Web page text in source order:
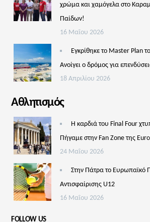
χρώμα και χαμόγελα στο
Παίδων!
16 Μαΐου 2026
Εγκρίθηκε το Master Plan
Aνοίγει ο δρόμος για
18 Απριλίου 2026
Αθλητισμός
Η καρδιά του Final Four
Πήγαμε στην Fan Zone της
24 Μαΐου 2026
Στην Πάτρα το Ευρωπαϊκό
Αντισφαίρισης U12
16 Μαΐου 2026
FOLLOW US